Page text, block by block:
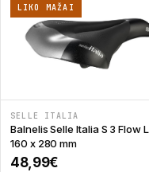
LIKO MAŽAI
SELLE ITALIA
Balnelis Selle Italia S 3 Flow L
160 x 280 mm
48,99€